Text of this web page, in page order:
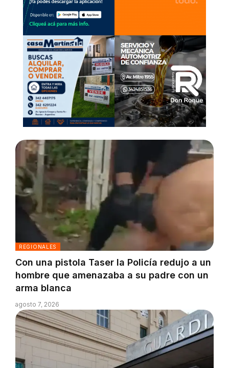
REGIONALES
Con una pistola Taser la Policía redujo a un
hombre que amenazaba a su padre con un
arma blanca
agosto 7, 2026